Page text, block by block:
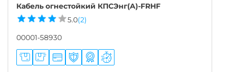
Кабель огнестойкий КПСЭнг(A)-FRHF
5.0(2)
00001-58930